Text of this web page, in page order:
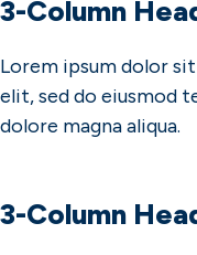
3-Column
Lorem ipsum dolor
elit, sed do eiusmod
dolore magna aliqua.
3-Column